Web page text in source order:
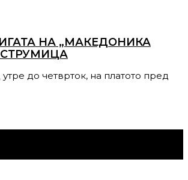
НА „МАКЕДОНИКА
СТРУМИЦА
до четврток, на платото пред